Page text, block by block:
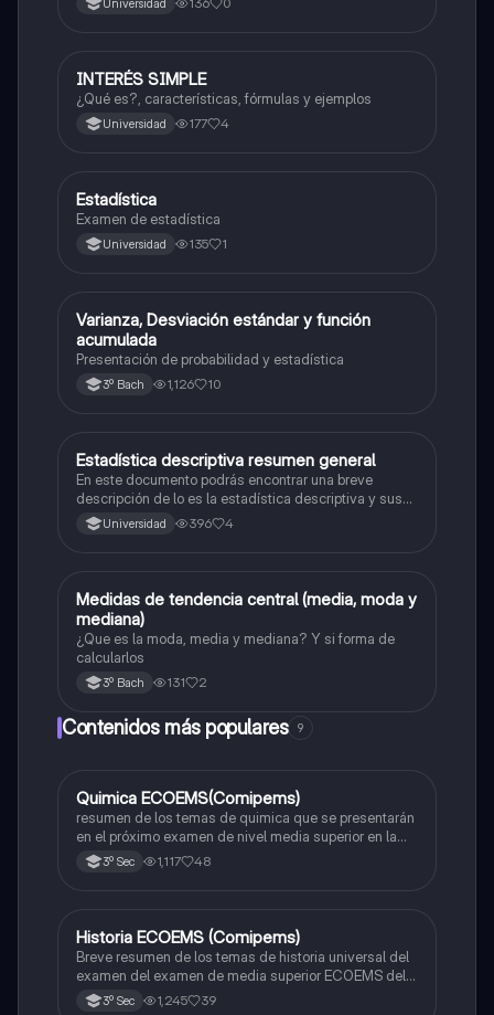
Probabilidad y estadística
INTERÉS SIMPLE
¿Qué es?, características, fórmulas y ejemplos
Universidad 177 4
Probabilidad y estadística
Estadística
Examen de estadística
Universidad 135 1
Probabilidad y estadística
Varianza, Desviación estándar y función
acumulada
Presentación de probabilidad y estadística
3º Bach 1,126 10
Probabilidad y estadística
Estadística descriptiva resumen general
En este documento podrás encontrar una breve
descripción de lo es la estadística descriptiva y sus
características generales
Universidad 396 4
Probabilidad y estadística
Medidas de tendencia central (media, moda y
mediana)
¿Que es la moda, media y mediana? Y si forma de
calcularlos
3º Bach 131 2
Contenidos más populares 9
Química
Quimica ECOEMS(Comipems)
resumen de los temas de quimica que se presentarán
en el próximo examen de nivel media superior en la
zona metropolitana de el valle de México
3º Sec 1,117 48
Historia
Historia ECOEMS (Comipems)
Breve resumen de los temas de historia universal del
examen del examen de media superior ECOEMS del
valle de México
3º Sec 1,245 39